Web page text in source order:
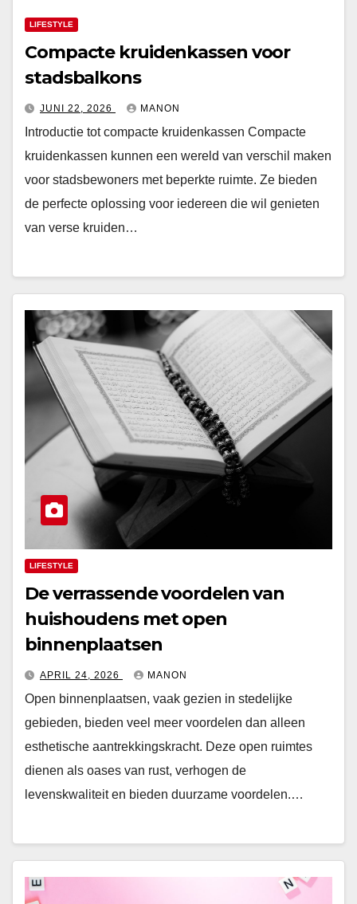
LIFESTYLE
Compacte kruidenkassen voor
stadsbalkons
JUNI 22, 2026 MANON
Introductie tot compacte kruidenkassen Compacte
kruidenkassen kunnen een wereld van verschil maken
voor stadsbewoners met beperkte ruimte. Ze bieden
de perfecte oplossing voor iedereen die wil genieten
van verse kruiden…
LIFESTYLE
De verrassende voordelen van
huishoudens met open
binnenplaatsen
APRIL 24, 2026 MANON
Open binnenplaatsen, vaak gezien in stedelijke
gebieden, bieden veel meer voordelen dan alleen
esthetische aantrekkingskracht. Deze open ruimtes
dienen als oases van rust, verhogen de
levenskwaliteit en bieden duurzame voordelen.…